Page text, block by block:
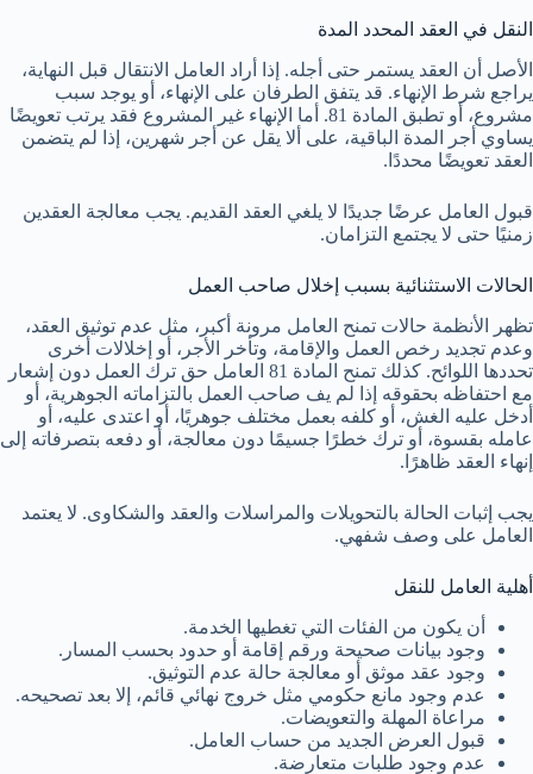
النقل في العقد المحدد المدة
الأصل أن العقد يستمر حتى أجله. إذا أراد العامل الانتقال قبل النهاية،
يراجع شرط الإنهاء. قد يتفق الطرفان على الإنهاء، أو يوجد سبب
مشروع، أو تطبق المادة 81. أما الإنهاء غير المشروع فقد يرتب تعويضًا
يساوي أجر المدة الباقية، على ألا يقل عن أجر شهرين، إذا لم يتضمن
العقد تعويضًا محددًا.
قبول العامل عرضًا جديدًا لا يلغي العقد القديم. يجب معالجة العقدين
زمنيًا حتى لا يجتمع التزامان.
الحالات الاستثنائية بسبب إخلال صاحب العمل
تظهر الأنظمة حالات تمنح العامل مرونة أكبر، مثل عدم توثيق العقد،
وعدم تجديد رخص العمل والإقامة، وتأخر الأجر، أو إخلالات أخرى
تحددها اللوائح. كذلك تمنح المادة 81 العامل حق ترك العمل دون إشعار
مع احتفاظه بحقوقه إذا لم يف صاحب العمل بالتزاماته الجوهرية، أو
أدخل عليه الغش، أو كلفه بعمل مختلف جوهريًا، أو اعتدى عليه، أو
عامله بقسوة، أو ترك خطرًا جسيمًا دون معالجة، أو دفعه بتصرفاته إلى
إنهاء العقد ظاهرًا.
يجب إثبات الحالة بالتحويلات والمراسلات والعقد والشكاوى. لا يعتمد
العامل على وصف شفهي.
أهلية العامل للنقل
أن يكون من الفئات التي تغطيها الخدمة.
وجود بيانات صحيحة ورقم إقامة أو حدود بحسب المسار.
وجود عقد موثق أو معالجة حالة عدم التوثيق.
عدم وجود مانع حكومي مثل خروج نهائي قائم، إلا بعد تصحيحه.
مراعاة المهلة والتعويضات.
قبول العرض الجديد من حساب العامل.
عدم وجود طلبات متعارضة.